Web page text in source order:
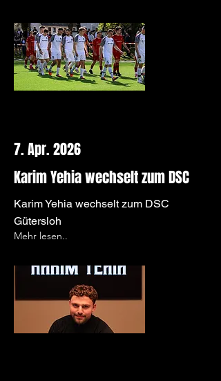
7. Apr. 2026
Karim Yehia wechselt zum DSC
Karim Yehia wechselt zum DSC
Gütersloh
Mehr lesen..